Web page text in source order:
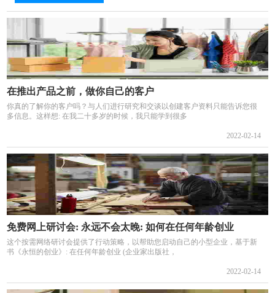
在推出产品之前，做你自己的客户
你真的了解你的客户吗？与人们进行研究和交谈以创建客户资料只能告诉您很
多信息。这样想: 在我二十多岁的时候，我只能学到很多
2022-02-14
免费网上研讨会: 永远不会太晚: 如何在任何年龄创业
这个按需网络研讨会提供了行动策略，以帮助您启动自己的小型企业，基于新
书《永恒的创业》: 在任何年龄创业 (企业家出版社，
2022-02-14